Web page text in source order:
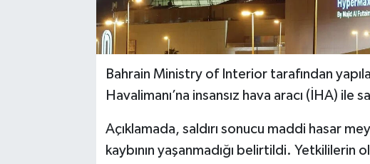
Bahrain Ministry of Interior tarafından
Havalimanı’na insansız hava aracı (İHA)
Açıklamada, saldırı sonucu maddi hasar
kaybının yaşanmadığı belirtildi. Yetkililerin